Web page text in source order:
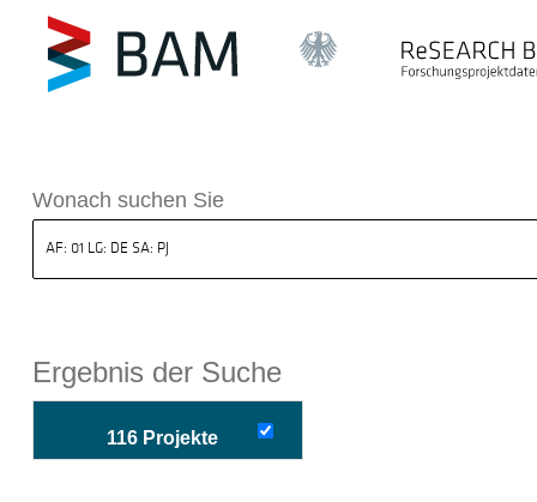
BAM
Wonach suchen Sie
Ergebnis der Suche
116 Projekte